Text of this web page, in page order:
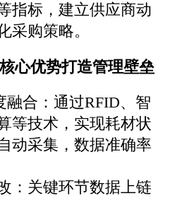
指标，建立供应商动
采购策略。
心优势打造管理壁垒
融合：通过RFID、智
等技术，实现耗材状
动采集，数据准确率
：关键环节数据上链